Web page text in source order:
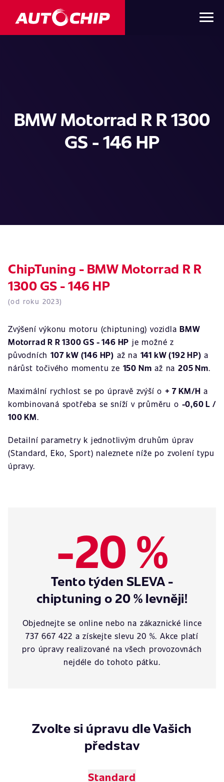
BMW Motorrad R R 1300
GS - 146 HP
ChipTuning - BMW Motorrad R R
1300 GS - 146 HP
(od roku 2023)
Zvýšení výkonu motoru (chiptuning) vozidlaBMW
Motorrad R R 1300 GS - 146 HP je možné z
původních107 kW (146 HP) až na 141 kW (192 HP) a
nárůst točivého momentu ze 150 Nm až na205 Nm.
Maximální rychlost se po úpravě zvýší o + 7 KM/H a
kombinovaná spotřeba se sníží v průměru o -0,60 L /
100 KM.
Detailní parametry k jednotlivým druhům úprav
(Standard, Eko, Sport) naleznete níže po zvolení typu
úpravy.
-20 %
Tento týden SLEVA -
chiptuning o 20 % levněji!
Objednejte se online nebo na zákaznické lince
737 667 422 a získejte slevu 20 %. Akce platí
pro úpravy realizované na všech provozovnách
nejdéle do tohoto pátku.
Zvolte si úpravu dle Vašich
představ
Standard